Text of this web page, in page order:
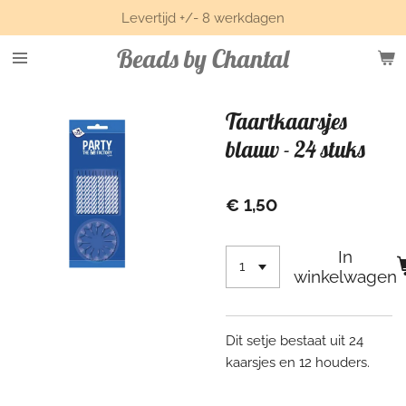
direct
naar
Beads by Chantal
Levertijd +/- 8 werkdagen
Taartkaarsjes
blauw - 24 stuks
€ 1,50
In
winkelwagen
Dit setje bestaat uit 24
kaarsjes en 12 houders.